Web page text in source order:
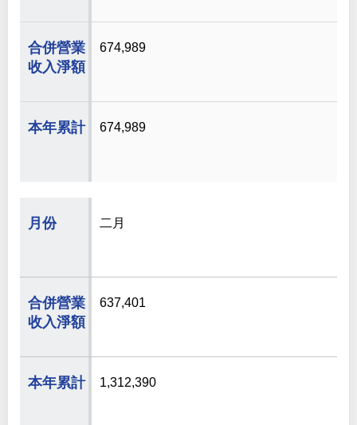
674,989
674,989
二月
637,401
1,312,390